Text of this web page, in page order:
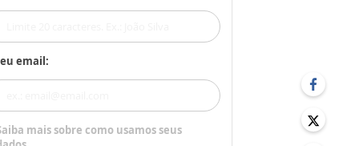
email:
mais sobre como usamos seus